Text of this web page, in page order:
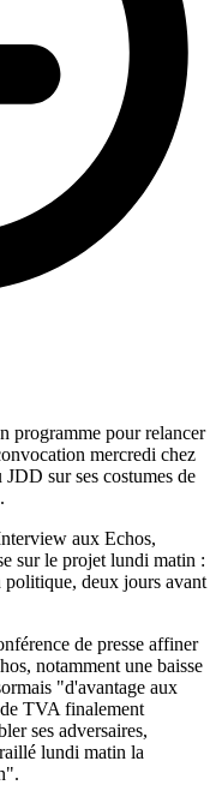
programme pour relancer
mercredi chez
sur ses costumes de
aux Echos,
sur le projet lundi matin :
deux jours avant
de presse affiner
notamment une baisse
"d'avantage aux
TVA finalement
ses adversaires,
lundi matin la